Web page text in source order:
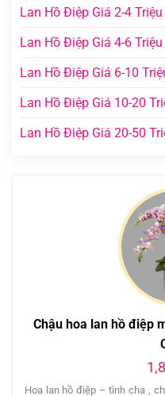
Lan Hồ Điệp Giá 2-4 Triệu
Lan Hồ Điệp Giá 4-6 Triệu
Lan Hồ Điệp Giá 6-10
Lan Hồ Điệp Giá 10-20
Lan Hồ Điệp Giá 20-50
Chậu hoa lan hồ điệp
Hoa lan hồ điệp – tình cha ,